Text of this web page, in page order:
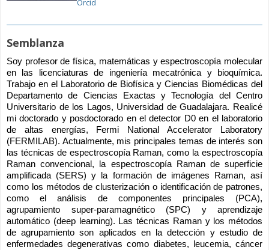
Orcid
Semblanza
Soy profesor de física, matemáticas y espectroscopía molecular
en las licenciaturas de ingeniería mecatrónica y bioquímica.
Trabajo en el Laboratorio de Biofísica y Ciencias Biomédicas del
Departamento de Ciencias Exactas y Tecnología del Centro
Universitario de los Lagos, Universidad de Guadalajara. Realicé
mi doctorado y posdoctorado en el detector D0 en el laboratorio
de altas energías, Fermi National Accelerator Laboratory
(FERMILAB). Actualmente, mis principales temas de interés son
las técnicas de espectroscopía Raman, como la espectroscopía
Raman convencional, la espectroscopía Raman de superficie
amplificada (SERS) y la formación de imágenes Raman, así
como los métodos de clusterización o identificación de patrones,
como el análisis de componentes principales (PCA),
agrupamiento super-paramagnético (SPC) y aprendizaje
automático (deep learning). Las técnicas Raman y los métodos
de agrupamiento son aplicados en la detección y estudio de
enfermedades degenerativas como diabetes, leucemia, cáncer